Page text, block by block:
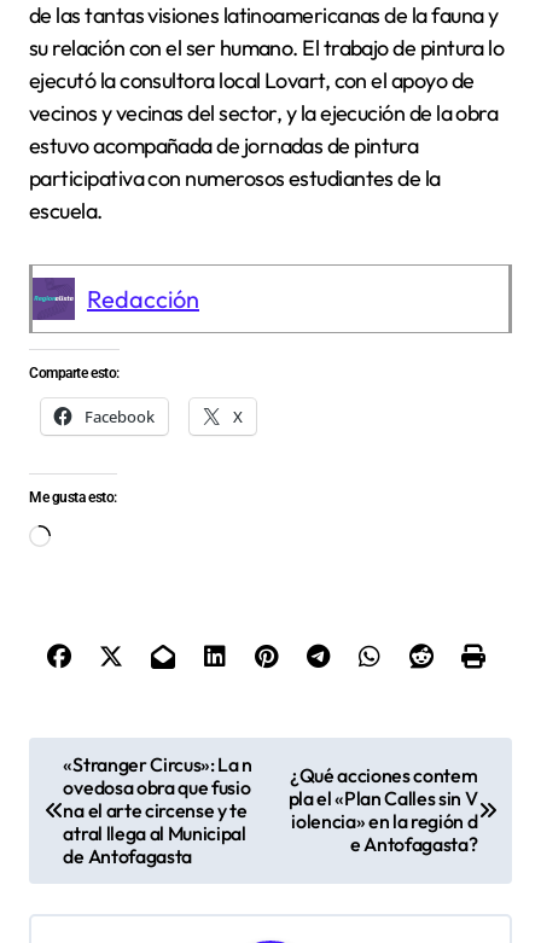
de las tantas visiones latinoamericanas de la fauna y
su relación con el ser humano. El trabajo de pintura lo
ejecutó la consultora local Lovart, con el apoyo de
vecinos y vecinas del sector, y la ejecución de la obra
estuvo acompañada de jornadas de pintura
participativa con numerosos estudiantes de la
escuela.
Redacción
Comparte esto:
Facebook X
Me gusta esto:
Cargando...
e
g
«Stranger Circus»: La n
ovedosa obra que fusio
na el arte circense y te
atral llega al Municipal
de Antofagasta
¿Qué acciones contem
pla el «Plan Calles sin V
iolencia» en la región d
e Antofagasta?